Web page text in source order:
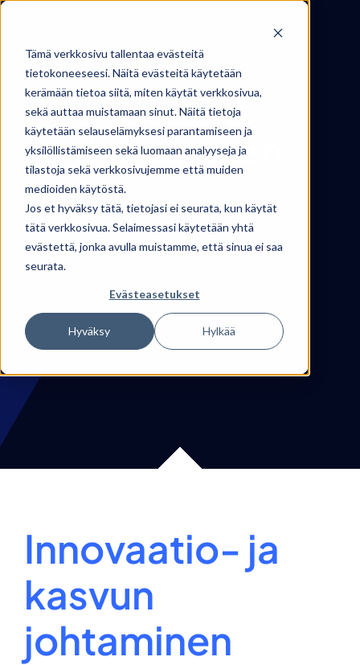
Tämä verkkosivu tallentaa evästeitä
tietokoneeseesi. Näitä evästeitä käytetään
kerämään tietoa siitä, miten käytät verkkosivua,
sekä auttaa muistamaan sinut. Näitä tietoja
käytetään selauselämyksesi parantamiseen ja
yksilöllistämiseen sekä luomaan analyyseja ja
tilastoja sekä verkkosivujemme että muiden
medioiden käytöstä.
Jos et hyväksy tätä, tietojasi ei seurata, kun käytät
tätä verkkosivua. Selaimessasi käytetään yhtä
evästettä, jonka avulla muistamme, että sinua ei saa
seurata.
Evästeasetukset
Hyväksy Hylkää
Skip
content
Kasvun
johtaminen
Innovaatio- ja
kasvun
johtaminen